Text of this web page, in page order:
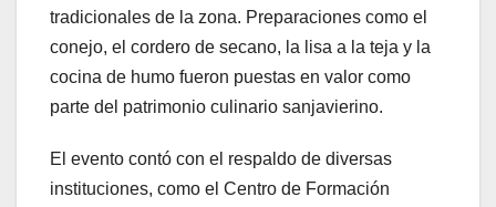
tradicionales de la zona. Preparaciones como el
conejo, el cordero de secano, la lisa a la teja y la
cocina de humo fueron puestas en valor como
parte del patrimonio culinario sanjavierino.
El evento contó con el respaldo de diversas
instituciones, como el Centro de Formación